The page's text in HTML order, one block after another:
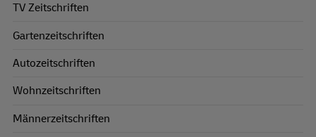
TV Zeitschriften
Gartenzeitschriften
Autozeitschriften
Wohnzeitschriften
Männerzeitschriften